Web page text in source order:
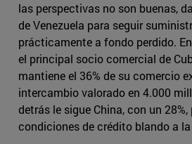
las perspectivas no son buenas,
de Venezuela para seguir
prácticamente a fondo perdido.
el principal socio comercial de
mantiene el 36% de su comercio
intercambio valorado en 4.000
detrás le sigue China, con un 28%,
condiciones de crédito blando a